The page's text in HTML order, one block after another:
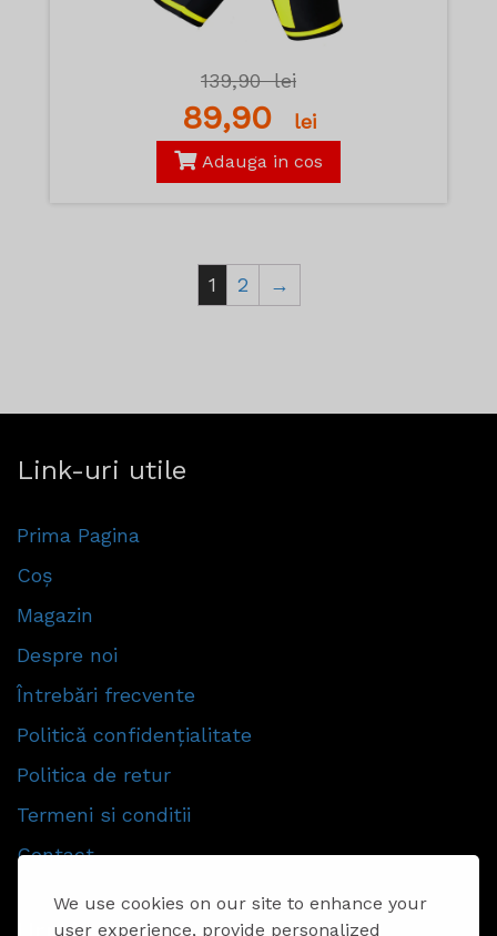
We use cookies on our site to enhance your
user experience, provide personalized
139,90lei
89,90 lei
Adauga in cos
1 2 →
Link-uri utile
Prima Pagina
Coș
Magazin
Despre noi
Întrebări frecvente
Politică confidențialitate
Politica de retur
Termeni si conditii
Contact